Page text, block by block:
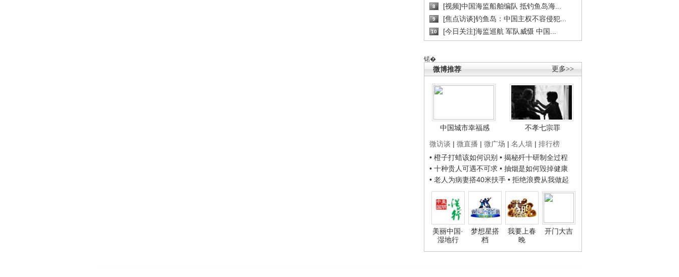
8 [视频]中国海监船舶编队 抵钓鱼岛海...
9 [焦点访谈]钓鱼岛：中国主权不容侵犯...
10 [今日关注]海监巡航 军队威慑 中国...
锘�
更多>>
微博推荐
中国城市幸福感
不孝七宗罪
微访谈 | 微直播 | 微广场 | 名人墙 | 排行榜
• 橙子打蜡该如何识别 • 揭秘歼十研制全过程
• 十种贵人可遇不可求 • 抽烟是如何毁掉健康
• 老人为病妻搭40米扶手 • 拒绝浪费从我做起
美丽中国·
湿地行
梦想星搭
档
我要上春
晚
开门大吉